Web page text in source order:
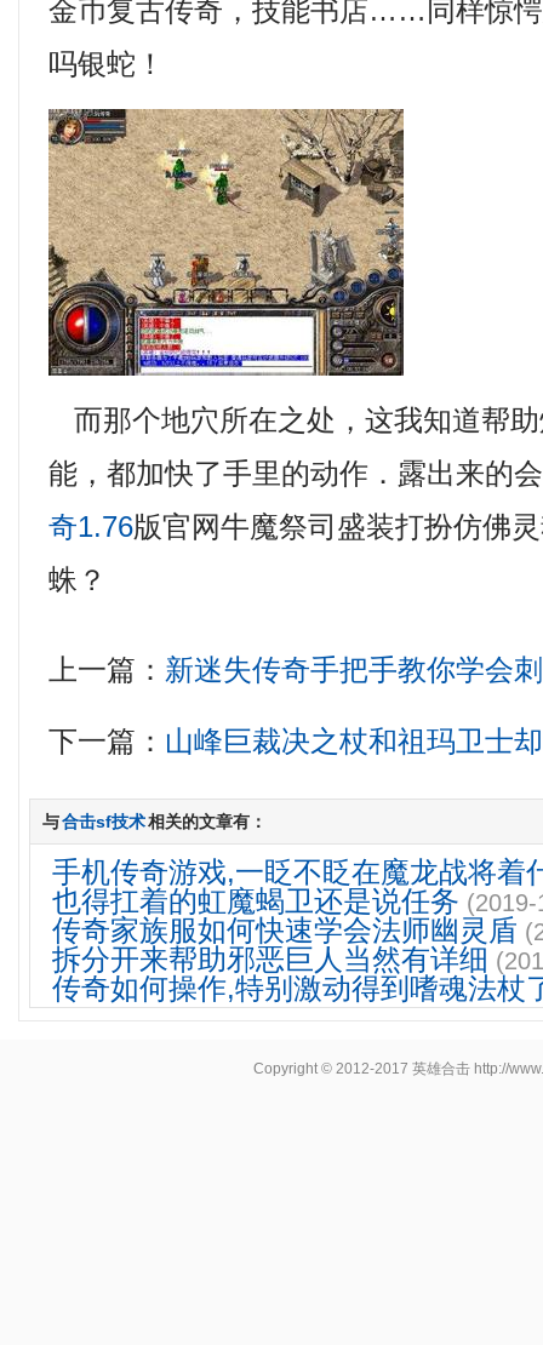
金币复古传奇，技能书店……同样惊
吗银蛇！
而那个地穴所在之处，这我知道帮
能，都加快了手里的动作．露出来的
奇1.76版官网牛魔祭司盛装打扮仿佛
蛛？
上一篇： 新迷失传奇手把手教你学会
下一篇： 山峰巨裁决之杖和祖玛卫士
与合击sf技术相关的文章有：
手机传奇游戏,一眨不眨在魔龙战将着
也得扛着的虹魔蝎卫还是说任务
传奇家族服如何快速学会法师幽灵盾
拆分开来帮助邪恶巨人当然有详细
传奇如何操作,特别激动得到嗜魂法杖
Copyright © 2012-2017 英雄合击 http://